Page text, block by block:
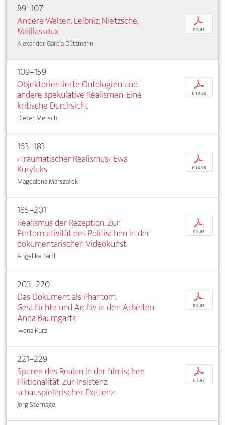
89–107
Andere Welten. Leibniz, Nietzsche,
Meillassoux
Alexander García Düttmann
p
€ 9,95
109–159
Objektorientierte Ontologien und
andere spekulative Realismen. Eine
kritische Durchsicht
Dieter Mersch
p
€ 14,95
163–183
›Traumatischer Realismus‹ Ewa
Kuryluks
Magdalena Marszałek
p
€ 14,95
185–201
Realismus der Rezeption. Zur
Performativität des Politischen in der
dokumentarischen Videokunst
Angelika Bartl
p
€ 9,95
203–220
Das Dokument als Phantom.
Geschichte und Archiv in den Arbeiten
Anna Baumgarts
Iwona Kurz
p
€ 9,95
221–229
Spuren des Realen in der filmischen
Fiktionalität. Zur Insistenz
schauspielerischer Existenz
Jörg Sternagel
p
€ 7,95